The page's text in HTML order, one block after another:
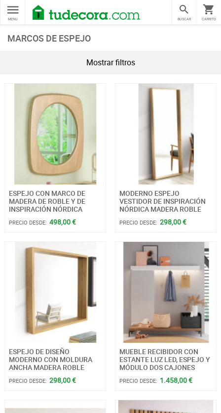
MENU CARRITO
BUSCAR
MARCOS DE ESPEJO
Mostrar filtros
ESPEJO CON MARCO DE
MADERA DE ROBLE Y DE
INSPIRACIÓN NÓRDICA
PRECIO DESDE: 498,00 €
MODERNO ESPEJO
VESTIDOR DE INSPIRACIÓN
NÓRDICA MADERA ROBLE
PRECIO DESDE: 298,00 €
ESPEJO DE DISEÑO
MODERNO CON MOLDURA
ANCHA MADERA ROBLE
PRECIO DESDE: 298,00 €
MUEBLE RECIBIDOR CON
ESTANTE LUZ LED, ESPEJO Y
MÓDULO DOS CAJONES
PRECIO DESDE: 1.458,00 €